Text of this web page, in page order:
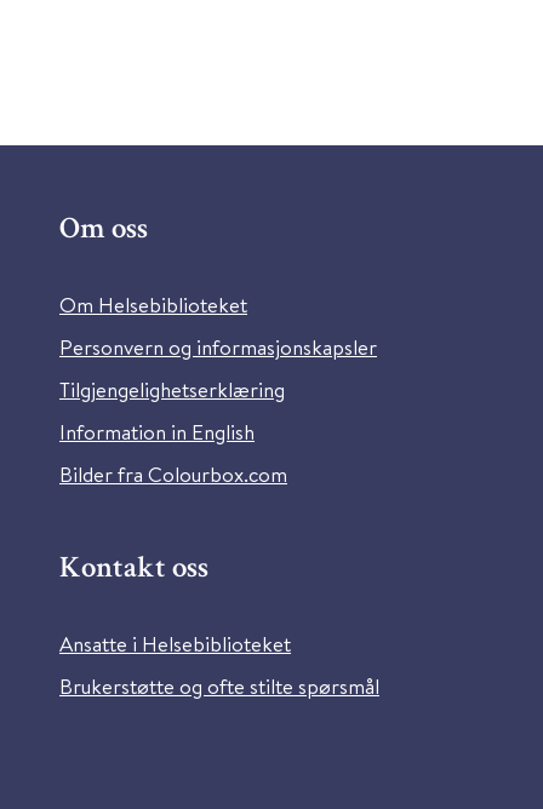
Om oss
Om Helsebiblioteket
Personvern og informasjonskapsler
Tilgjengelighetserklæring
Information in English
Bilder fra Colourbox.com
Kontakt oss
Ansatte i Helsebiblioteket
Brukerstøtte og ofte stilte spørsmål